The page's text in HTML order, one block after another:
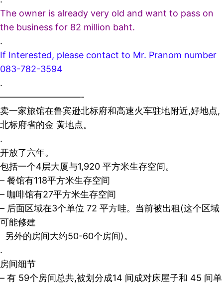
The owner is already very old and want to pass on
the business for 82 million baht.
.
If Interested, please contact to Mr. Pranom number
083-782-3594
.
—————————-
卖一家旅馆在鲁宾逊北标府和高速火车驻地附近,好地点,
北标府省的金 黄地点。
.
开放了六年。
包括一个4层大厦与1,920 平方米生存空间。
– 餐馆有118平方米生存空间
– 咖啡馆有27平方米生存空间
– 后面区域在3个单位 72 平方哇。当前被出租(这个区域
可能修建
另外的房间大约50-60个房间)。
.
房间细节
– 有 59个房间总共,被划分成14 间成对床屋子和 45 间单